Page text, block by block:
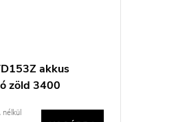
akkus
zöld 3400